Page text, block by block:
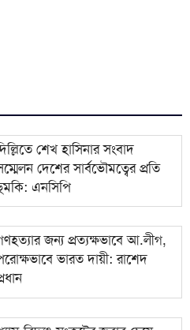
ভারতের চোখ রাঙানির দিন কি
শেখ হাসিনার সংবাদ
দেশের সার্বভৌমত্বের প্রতি
এনসিপি
জন্য প্রত্যক্ষভাবে আ.লীগ,
ভারত দায়ী: রাশেদ